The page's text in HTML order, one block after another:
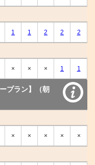
1 1 2 2 2
× × × 1 1
プラン】（朝
× × × × ×